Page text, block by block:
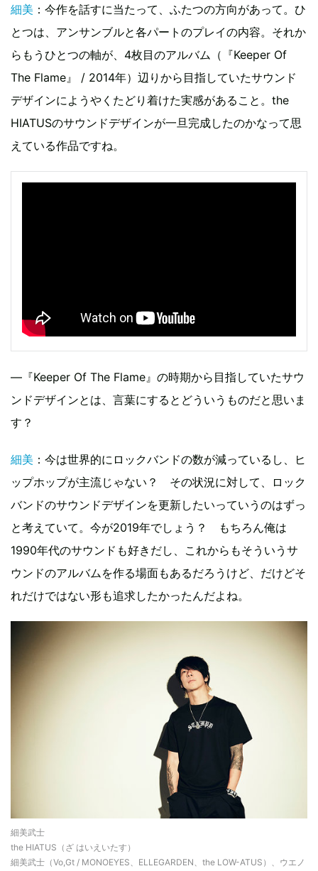
細美 ：今作を話すに当たって、ふたつの方向があって。ひ
とつは、アンサンブルと各パートのプレイの内容。それか
らもうひとつの軸が、4枚目のアルバム（『Keeper Of
The Flame』 / 2014年）辺りから目指していたサウンド
デザインにようやくたどり着けた実感があること。the
HIATUSのサウンドデザインが一旦完成したのかなって思
えている作品ですね。
―『Keeper Of The Flame』の時期から目指していたサウ
ンドデザインとは、言葉にするとどういうものだと思いま
す？
細美 ：今は世界的にロックバンドの数が減っているし、ヒ
ップホップが主流じゃない？ その状況に対して、ロック
バンドのサウンドデザインを更新したいっていうのはずっ
と考えていて。今が2019年でしょう？ もちろん俺は
1990年代のサウンドも好きだし、これからもそういうサ
ウンドのアルバムを作る場面もあるだろうけど、だけどそ
れだけではない形も追求したかったんだよね。
細美武士
the HIATUS（ざ はいえいたす）
細美武士（Vo,Gt / MONOEYES、ELLEGARDEN、the LOW-ATUS）、ウエノ